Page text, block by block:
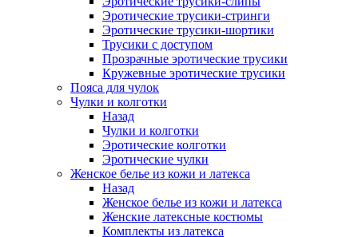
Эротические трусики-стринги
Эротические трусики-шортики
Трусики с доступом
Прозрачные эротические трусики
Кружевные эротические трусики
Пояса для чулок
Чулки и колготки
Назад
Чулки и колготки
Эротические колготки
Эротические чулки
Женское белье из кожи и латекса
Назад
Женское белье из кожи и латекса
Женские латексные костюмы
Комплекты из латекса